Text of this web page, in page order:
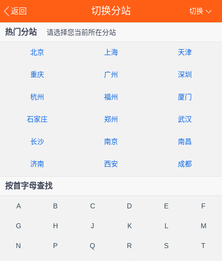
返回 切换
切换分站
热门分站 请选择您当前所在分站
北京 上海 天津
重庆 广州 深圳
杭州 福州 厦门
石家庄 郑州 武汉
长沙 南京 南昌
济南 西安 成都
按首字母查找
A B C D E F
G H J K L M
N P Q R S T